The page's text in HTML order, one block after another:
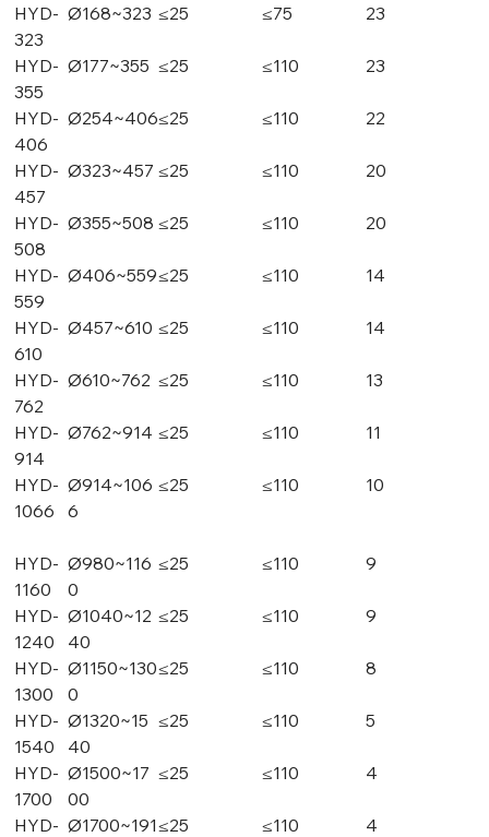
HYD-
323
Ø168~323 ≤25 ≤75 23
HYD-
355
Ø177~355 ≤25 ≤110 23
HYD-
406
Ø254~406≤25 ≤110 22
HYD-
457
Ø323~457 ≤25 ≤110 20
HYD-
508
Ø355~508 ≤25 ≤110 20
HYD-
559
Ø406~559≤25 ≤110 14
HYD-
610
Ø457~610 ≤25 ≤110 14
HYD-
762
Ø610~762 ≤25 ≤110 13
HYD-
914
Ø762~914 ≤25 ≤110 11
HYD-
1066
Ø914~106
6
≤25 ≤110 10
HYD-
1160
Ø980~116
0
≤25 ≤110 9
HYD-
1240
Ø1040~12
40
≤25 ≤110 9
HYD-
1300
Ø1150~130
0
≤25 ≤110 8
HYD-
1540
Ø1320~15
40
≤25 ≤110 5
HYD-
1700
Ø1500~17
00
≤25 ≤110 4
HYD- Ø1700~191≤25 ≤110 4